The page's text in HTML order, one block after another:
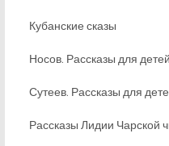
Кубанские сказы
Носов. Рассказы для
Сутеев. Рассказы для
Рассказы Лидии Чарской